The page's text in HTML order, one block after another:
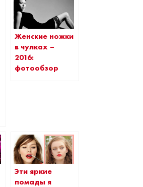
Женские ножки
в чулках –
2016:
фотообзор
Эти яркие
помады я